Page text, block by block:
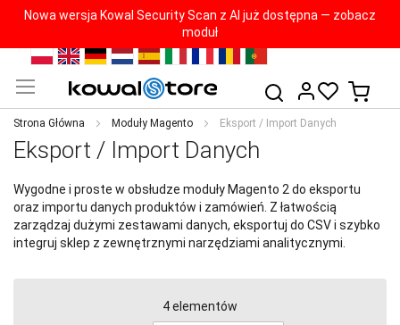
Nowa wersja Kowal Security Scan z AI już dostępna — zobacz
moduł
Przejdź
treści
PL EN DE NL ES IT FR RO
PT
Szukaj
Mój
Strona Główna Moduły Magento Eksport / Import Danych
Eksport / Import Danych
Wygodne i proste w obsłudze moduły Magento 2 do eksportu
oraz importu danych produktów i zamówień. Z łatwością
zarządzaj dużymi zestawami danych, eksportuj do CSV i szybko
integruj sklep z zewnętrznymi narzędziami analitycznymi.
4elementów